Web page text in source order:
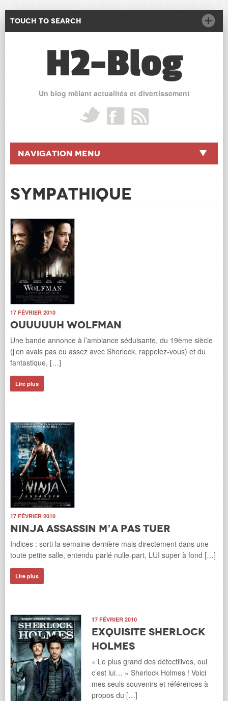
Touch to Search
H2-Blog
Un blog mêlant actualités et divertissement
Navigation Menu
SYMPATHIQUE
17 FÉVRIER 2010
Ouuuuuh Wolfman
Une bande annonce à l’ambiance séduisante, du 19ème siècle
(j’en avais pas eu assez avec Sherlock, rappelez-vous) et du
fantastique, […]
Lire plus
17 FÉVRIER 2010
Ninja Assassin m’a pas tueR
Indices : sorti la semaine dernière mais directement dans une
toute petite salle, entendu parlé nulle-part, LUI super à fond […]
Lire plus
17 FÉVRIER 2010
Exquisite Sherlock
Holmes
« Le plus grand des détectiiives, oui
c’est lui… » Sherlock Holmes ! Voici
mes seuls souvenirs et références à
propos du […]